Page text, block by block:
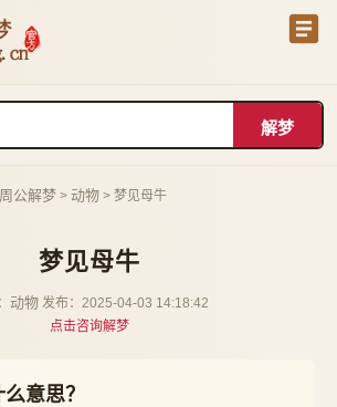
周公解梦 > 动物 > 梦见母牛
梦见母牛
动物 发布：2025-04-03 14:18:42
点击咨询解梦
意思？